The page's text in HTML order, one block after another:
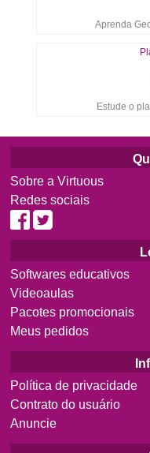
Aprenda
Estude o
Sobre a Virtuous
Redes sociais
Softwares educativos
Videoaulas
Pacotes promocionais
Meus pedidos
Política de privacidade
Contrato do usuário
Anuncie